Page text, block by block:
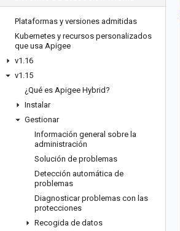
Plataformas y versiones admitidas
Kubernetes y recursos personalizados
que usa Apigee
v1 .16
v1 .15
¿Qué es Apigee Hybrid?
Instalar
Gestionar
Información general sobre la
administración
Solución de problemas
Detección automática de
problemas
Diagnosticar problemas con las
protecciones
Recogida de datos